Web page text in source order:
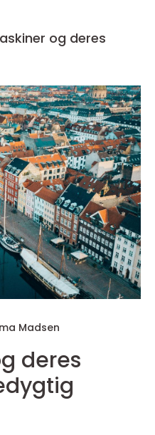
og deres
Madsen
deres